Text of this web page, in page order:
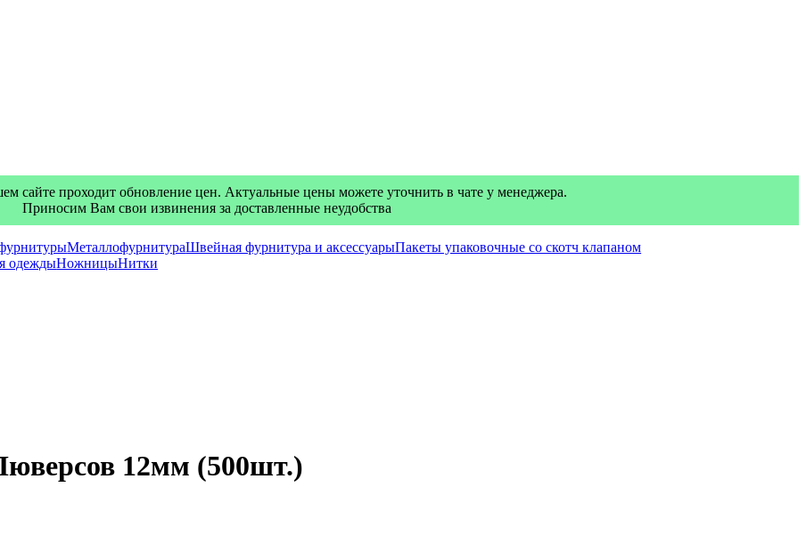
сайте проходит обновление цен. Актуальные цены можете уточнить в чате у менеджера.
Приносим Вам свои извинения за доставленные неудобства
МеталлофурнитураШвейная фурнитура и аксессуарыПакеты упаковочные со скотч клапаном
одеждыНожницыНитки
12мм (500шт.)